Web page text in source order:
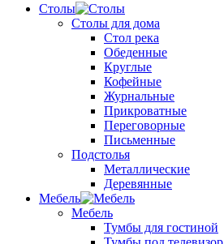
Столы
Столы для дома
Стол река
Обеденные
Круглые
Кофейные
Журнальные
Прикроватные
Переговорные
Письменные
Подстолья
Металлические
Деревянные
Мебель
Мебель
Тумбы для гостиной